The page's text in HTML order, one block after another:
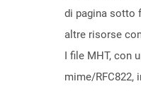
di pagina sotto
altre risorse
I file MHT, con
mime/RFC822,